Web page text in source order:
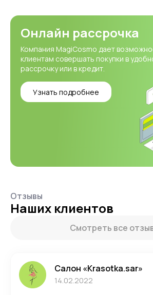
Онлайн рассрочка
Компания MagiCosmo дает
клиентам совершать покупки в
рассрочку или в кредит.
Узнать подробнее
Отзывы
Наших клиентов
Смотреть все
Салон «Krasotka.sar»
14.02.2022